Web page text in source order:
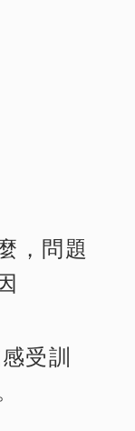
，問題
受訓